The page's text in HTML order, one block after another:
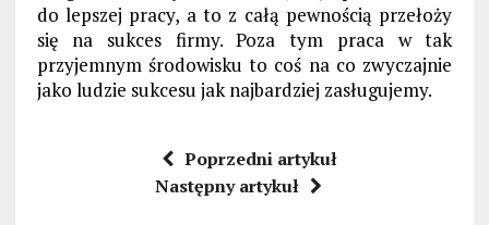
do lepszej pracy, a to z całą pewnością przełoży
się na sukces firmy. Poza tym praca w tak
przyjemnym środowisku to coś na co zwyczajnie
jako ludzie sukcesu jak najbardziej zasługujemy.
Poprzedni artykuł
Następny artykuł